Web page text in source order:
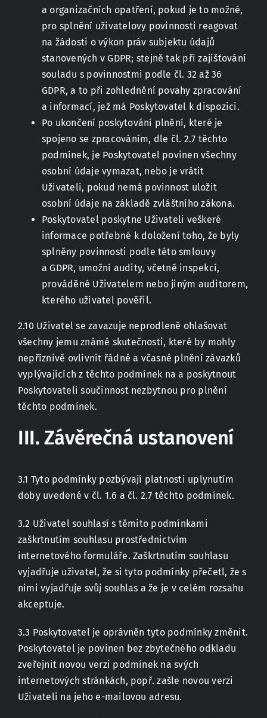
a organizačních opatření, pokud je to možné,
pro splnění uživatelovy povinnosti reagovat
na žádosti o výkon práv subjektu údajů
stanovených v GDPR; stejně tak při zajišťování
souladu s povinnostmi podle čl. 32 až 36
GDPR, a to při zohlednění povahy zpracování
a informací, jež má Poskytovatel k dispozici.
Po ukončení poskytování plnění, které je
spojeno se zpracováním, dle čl. 2.7 těchto
podmínek, je Poskytovatel povinen všechny
osobní údaje vymazat, nebo je vrátit
Uživateli, pokud nemá povinnost uložit
osobní údaje na základě zvláštního zákona.
Poskytovatel poskytne Uživateli veškeré
informace potřebné k doložení toho, že byly
splněny povinnosti podle této smlouvy
a GDPR, umožní audity, včetně inspekcí,
prováděné Uživatelem nebo jiným auditorem,
kterého uživatel pověřil.
2.10 Uživatel se zavazuje neprodleně ohlašovat
všechny jemu známé skutečnosti, které by mohly
nepříznivě ovlivnit řádné a včasné plnění závazků
vyplývajících z těchto podmínek na a poskytnout
Poskytovateli součinnost nezbytnou pro plnění
těchto podmínek.
III. Závěrečná ustanovení
3.1 Tyto podmínky pozbývají platnosti uplynutím
doby uvedené v čl. 1.6 a čl. 2.7 těchto podmínek.
3.2 Uživatel souhlasí s těmito podmínkami
zaškrtnutím souhlasu prostřednictvím
internetového formuláře. Zaškrtnutím souhlasu
vyjadřuje uživatel, že si tyto podmínky přečetl, že s
nimi vyjadřuje svůj souhlas a že je v celém rozsahu
akceptuje.
3.3 Poskytovatel je oprávněn tyto podmínky změnit.
Poskytovatel je povinen bez zbytečného odkladu
zveřejnit novou verzi podmínek na svých
internetových stránkách, popř. zašle novou verzi
Uživateli na jeho e-mailovou adresu.